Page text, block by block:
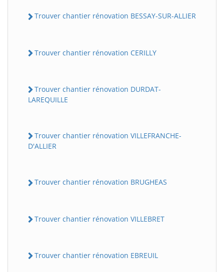
Trouver chantier rénovation BESSAY-SUR-ALLIER
Trouver chantier rénovation CERILLY
Trouver chantier rénovation DURDAT-
LAREQUILLE
Trouver chantier rénovation VILLEFRANCHE-
D'ALLIER
Trouver chantier rénovation BRUGHEAS
Trouver chantier rénovation VILLEBRET
Trouver chantier rénovation EBREUIL